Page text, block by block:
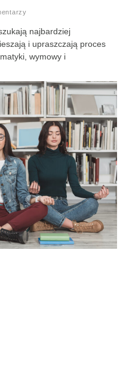
najbardziej
i upraszczają proces
wymowy i